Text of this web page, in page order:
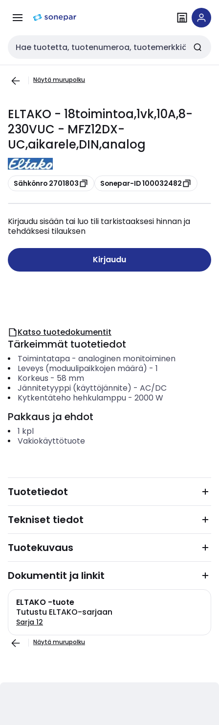
navigointiinsisältöön
Haku
Näytä murupolku
ELTAKO - 18toimintoa,1vk,10A,8-
230VUC - MFZ12DX-
UC,aikarele,DIN,analog
Kopioi
Sähkönro 2701803 Kopioi
Sonepar-ID 100032482
Kirjaudu sisään tai luo tili tarkistaaksesi hinnan ja
tehdäksesi tilauksen
Kirjaudu
Katso tuotedokumentit
Tärkeimmät tuotetiedot
Toimintatapa- analoginen monitoiminen
Leveys (moduulipaikkojen määrä) - 1
Korkeus - 58 mm
Jännitetyyppi (käyttöjännite) - AC/DC
Kytkentäteho hehkulamppu- 2000 W
Pakkaus ja ehdot
1 kpl
Vakiokäyttötuote
Tuotetiedot
Tekniset tiedot
Tuotekuvaus
Dokumentit ja linkit
ELTAKO -tuote
Tutustu ELTAKO-sarjaan
Sarja 12
Näytä murupolku